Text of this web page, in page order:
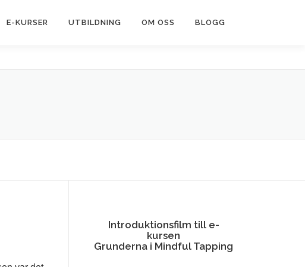
E-KURSER UTBILDNING OM OSS BLOGG
Introduktionsfilm till e-
kursen
Grunderna i Mindful Tapping